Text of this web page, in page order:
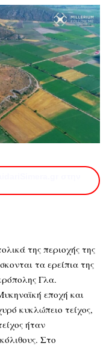
της περιοχής της
τα ερείπια της
Γλα.
εποχή και
κυκλώπειο τείχος,
ήταν
Στο